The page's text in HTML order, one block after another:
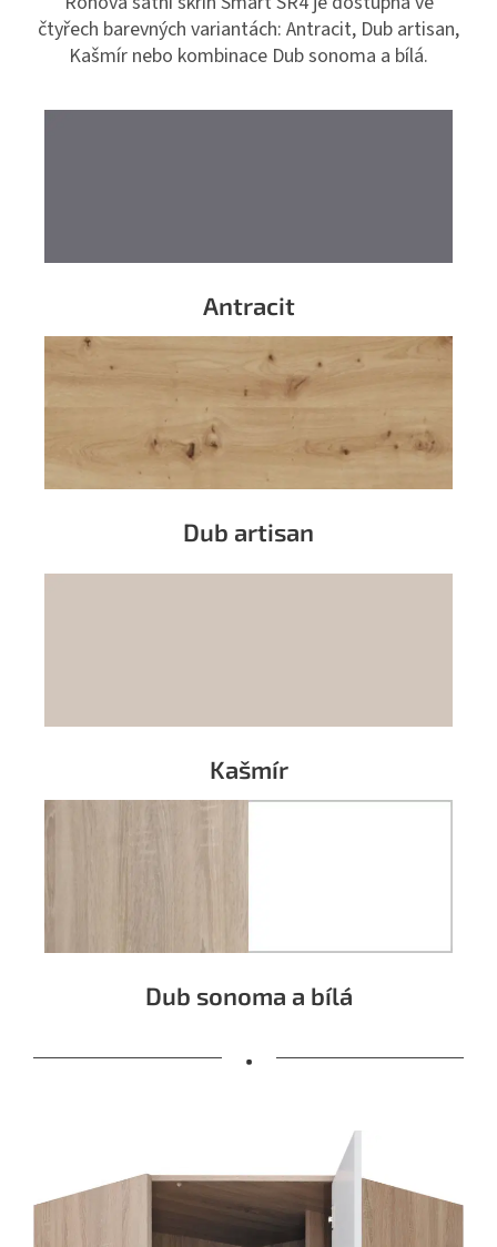
čtyřech barevných variantách: Antracit, Dub artisan,
Kašmír nebo kombinace Dub sonoma a bílá.
Antracit
Dub artisan
Kašmír
Dub sonoma a bílá
•